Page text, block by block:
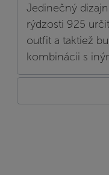
Jedinečný
rýdzosti 925
outfit a taktiež
kombinácii s